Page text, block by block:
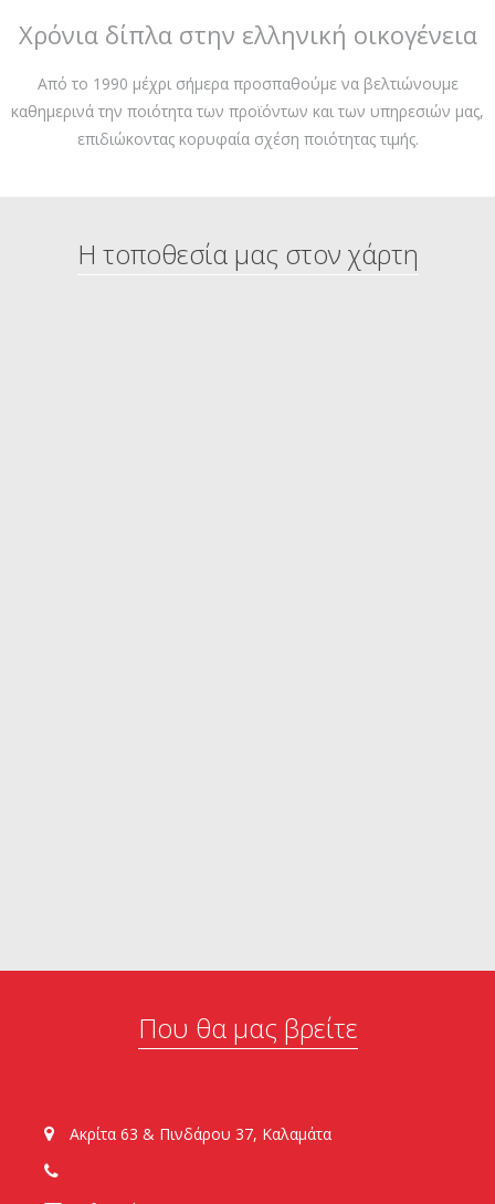
Χρόνια δίπλα στην ελληνική οικογένεια
Από το 1990 μέχρι σήμερα προσπαθούμε να βελτιώνουμε
καθημερινά την ποιότητα των προϊόντων και των υπηρεσιών μας,
επιδιώκοντας κορυφαία σχέση ποιότητας τιμής.
Η τοποθεσία μας στον χάρτη
Που θα μας βρείτε
Ακρίτα 63 & Πινδάρου 37, Καλαμάτα